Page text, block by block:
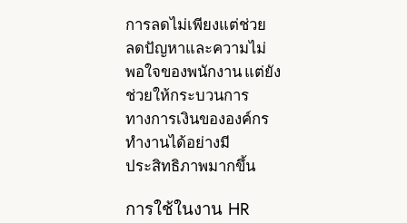
การลดไม่เพียงแต่ช่วย
ลดปัญหาและความไม่
พอใจของพนักงาน แต่ยัง
ช่วยให้กระบวนการ
ทางการเงินขององค์กร
ทำงานได้อย่างมี
ประสิทธิภาพมากขึ้น
การใช้ในงาน HR